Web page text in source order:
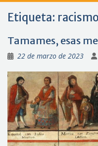
Etiqueta: racismo
Tamames, esas
22 de marzo de 2023